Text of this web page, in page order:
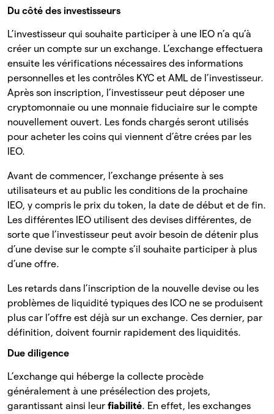
Du côté des investisseurs
L’investisseur qui souhaite participer à une IEO n’a qu’à
créer un compte sur un exchange. L’exchange effectuera
ensuite les vérifications nécessaires des informations
personnelles et les contrôles KYC et AML de l’investisseur.
Après son inscription, l’investisseur peut déposer une
cryptomonnaie ou une monnaie fiduciaire sur le compte
nouvellement ouvert. Les fonds chargés seront utilisés
pour acheter les coins qui viennent d’être crées par les
IEO.
Avant de commencer, l’exchange présente à ses
utilisateurs et au public les conditions de la prochaine
IEO, y compris le prix du token, la date de début et de fin.
Les différentes IEO utilisent des devises différentes, de
sorte que l’investisseur peut avoir besoin de détenir plus
d’une devise sur le compte s’il souhaite participer à plus
d’une offre.
Les retards dans l’inscription de la nouvelle devise ou les
problèmes de liquidité typiques des ICO ne se produisent
plus car l’offre est déjà sur un exchange. Ces dernier, par
définition, doivent fournir rapidement des liquidités.
Due diligence
L’exchange qui héberge la collecte procède
généralement à une présélection des projets,
garantissant ainsi leur fiabilité. En effet, les exchanges